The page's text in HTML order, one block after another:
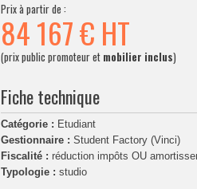
Prix à partir de :
84 167 € HT
(prix public promoteur et mobilier inclus)
Fiche technique
Catégorie : Etudiant
Gestionnaire : Student Factory (Vinci)
Fiscalité : réduction impôts OU
Typologie : studio